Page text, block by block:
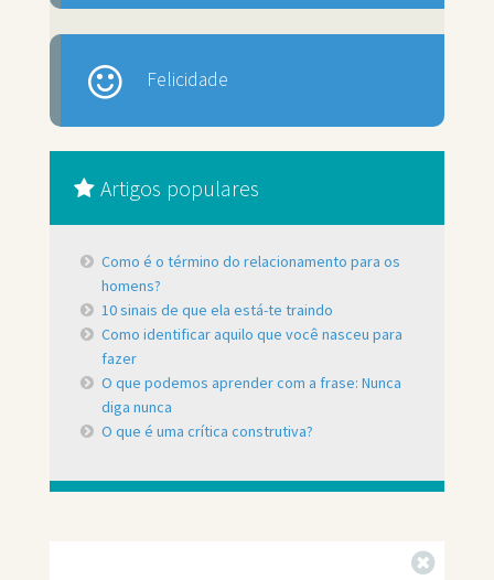
Felicidade
Artigos populares
Como é o término do relacionamento para os
homens?
10 sinais de que ela está-te traindo
Como identificar aquilo que você nasceu para
fazer
O que podemos aprender com a frase: Nunca
diga nunca
O que é uma crítica construtiva?